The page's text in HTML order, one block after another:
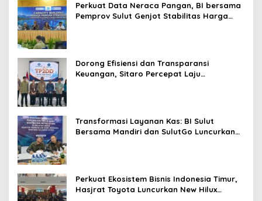
Perkuat Data Neraca Pangan, BI bersama
Pemprov Sulut Genjot Stabilitas Harga
Dorong Efisiensi dan Transparansi
Keuangan, Sitaro Percepat Laju
Transformasi Layanan Kas: BI Sulut
Bersama Mandiri dan SulutGo Luncurkan
Perkuat Ekosistem Bisnis Indonesia Timur,
Hasjrat Toyota Luncurkan New Hilux